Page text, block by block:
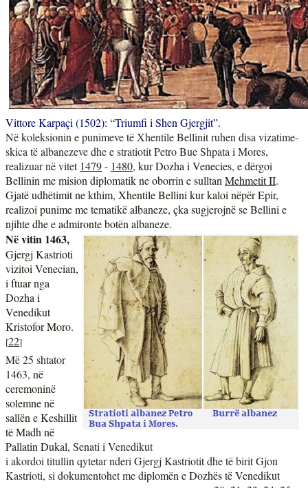
Vittore Karpaçi (1502): “Triumfi i Shen Gjergjit”.
Në koleksionin e punimeve të Xhentile Bellinit ruhen disa vizatime-
skica të albanezeve dhe e stratiotit Petro Bue Shpata i Mores,
realizuar në vitet 1479- 1480, kur Dozha i Venecies, e dërgoi
Bellinin me mision diplomatik ne oborrin e sulltan Mehmetit II.
Gjatë udhëtimit ne kthim, Xhentile Bellini kur kaloi nëpër Epir,
realizoi punime me tematikë albaneze, çka sugjerojnë se Bellini e
njihte dhe e admironte botën albaneze.
Në vitin 1463,
Gjergj Kastrioti
vizitoi Venecian,
i ftuar nga
Dozha i
Venedikut
Kristofor Moro.
[22]
Më 25 shtator
1463, në
ceremoninë
solemne në
sallën e Keshillit
të Madh në
Pallatin Dukal, Senati i Venedikut
i akordoi titullin qytetar nderi Gjergj Kastriotit dhe të birit Gjon
Kastrioti, si dokumentohet me diplomën e Dozhës të Venedikut